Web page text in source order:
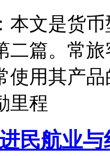
文是货币
二篇。常
使用其产
里程
进民航业